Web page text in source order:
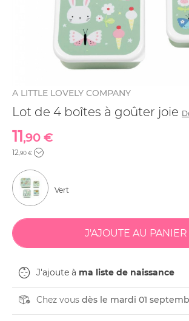
A LITTLE LOVELY COMPANY
Lot de 4 boîtes à goûter joie
11,90 €
12,90 €
Vert
J'ajoute à ma liste de naissance
Chez vous dès le mardi 01